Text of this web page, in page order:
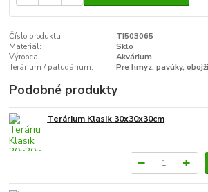
Číslo produktu:
TI503065
Materiál:
Sklo
Výrobca:
Akvárium
Terárium / paludárium:
Pre hmyz, pavúky,
Podobné produkty
Terárium Klasik 30x30x30cm